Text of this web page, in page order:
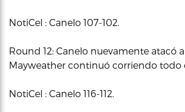
NotiCel : Canelo 107-102.
Round 12: Canelo nuevamente atacó
Mayweather continuó corriendo todo
NotiCel : Canelo 116-112.